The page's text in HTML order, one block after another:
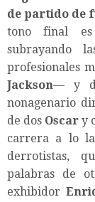
de partido de
tono final es
subrayando
profesionales
Jackson— y
nonagenario
de dos Oscar y
carrera a lo
derrotistas,
palabras de
exhibidor